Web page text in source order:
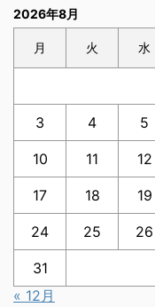
2026年8月
月 火 水
3 4 5
10 11 12
17 18 19
24 25 26
31
« 12月